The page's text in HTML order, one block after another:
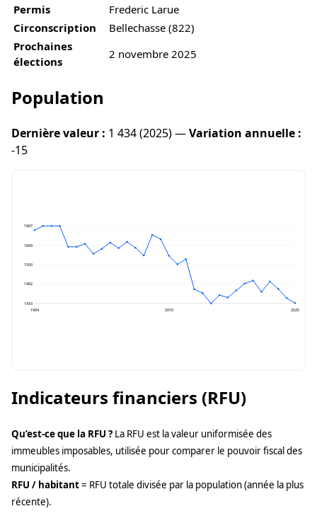
Permis
Frederic Larue
Circonscription
Bellechasse (822)
Prochaines
élections
2 novembre 2025
Population
Dernière valeur : 1 434 (2025) —Variation annuelle :
-15
1667
1609
1550
1492
1433
1994
2010 2025
Indicateurs financiers (RFU)
Qu’est-ce que la RFU ? La RFU est la valeur uniformisée des
immeubles imposables, utilisée pour comparer le pouvoir fiscal des
municipalités.
RFU / habitant= RFU totale divisée par la population (année la plus
récente).